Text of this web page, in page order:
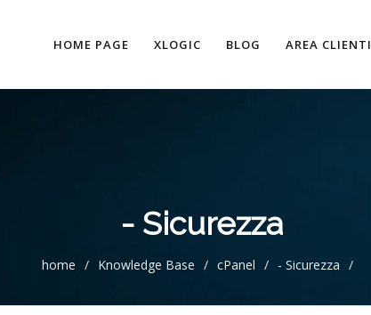
HOME PAGE XLOGIC BLOG AREA CLIENTI
- Sicurezza
home / Knowledge Base / cPanel / - Sicurezza /